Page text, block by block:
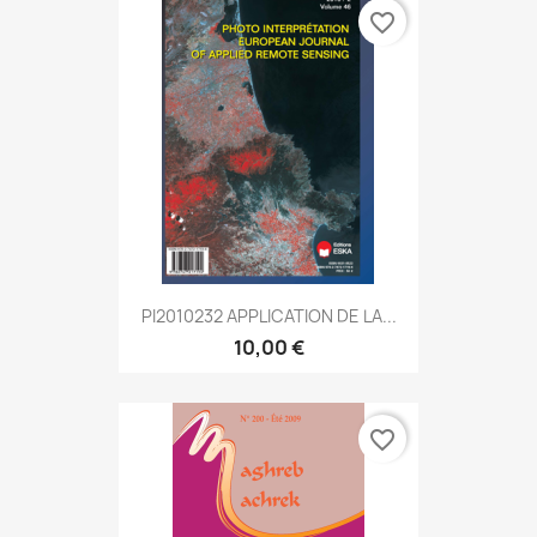
PI2010232 APPLICATION DE LA...
10,00 €
favorite_border
favorite_border